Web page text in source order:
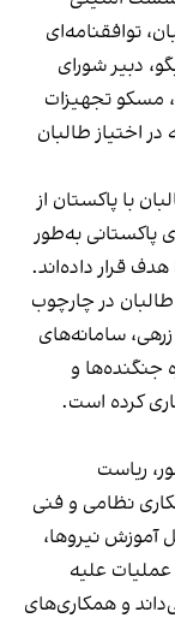
توافقنامه‌ای
دبیر شورای
مسکو تجهیزات
اختیاز طالبان
با پاکستان از
پاکستانی به‌طور
قرار داده‌اند.
در چارچوب
سامانه‌های
جنگنده‌ها و
کرده است.
ریاست
نظامی و فنی
آموزش نیروها،
عملیات علیه
و همکاری‌های